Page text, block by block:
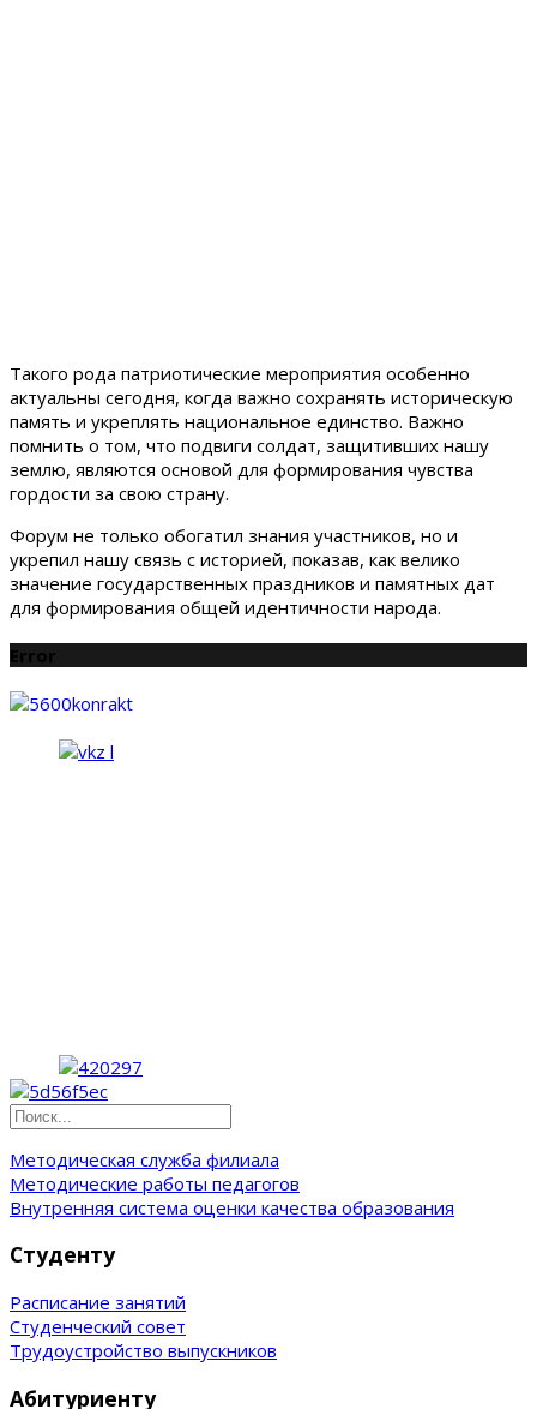
Такого рода патриотические мероприятия особенно
актуальны сегодня, когда важно сохранять историческую
память и укреплять национальное единство. Важно
помнить о том, что подвиги солдат, защитивших нашу
землю, являются основой для формирования чувства
гордости за свою страну.
Форум не только обогатил знания участников, но и
укрепил нашу связь с историей, показав, как велико
значение государственных праздников и памятных дат
для формирования общей идентичности народа.
Error
Методическая служба филиала
Методические работы педагогов
Внутренняя система оценки качества образования
Студенту
Расписание занятий
Студенческий совет
Трудоустройство выпускников
Абитуриенту